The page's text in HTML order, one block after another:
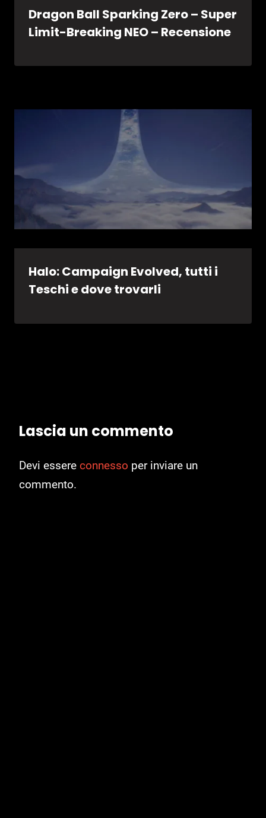
Dragon Ball Sparking Zero – Super
Limit-Breaking NEO – Recensione
Halo: Campaign Evolved, tutti i
Teschi e dove trovarli
Lascia un commento
Devi essere connesso per inviare un
commento.